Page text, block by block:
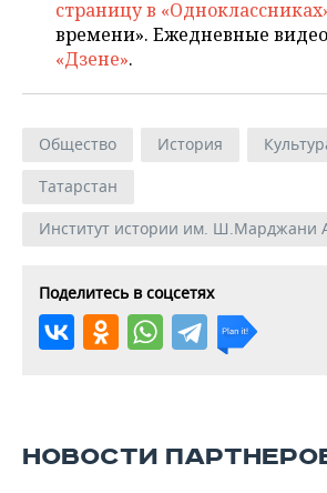
страницу в
времени». Ежедневные
«Дзене».
Общество История
Татарстан
Институт истории им. Ш.Марджани
Поделитесь в соцсетях
НОВОСТИ